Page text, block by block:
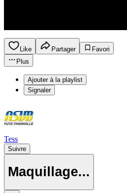
Like Partager
Favori
Plus
Ajouter à la playlist
Signaler
Tess
Suivre
Maquillage...